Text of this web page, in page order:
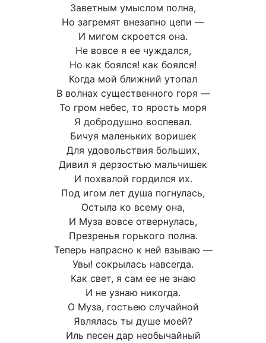
Заветным умыслом полна,
Но загремят внезапно цепи —
И мигом скроется она.
Не вовсе я ее чуждался,
Но как боялся! как боялся!
Когда мой ближний утопал
В волнах существенного горя —
То гром небес, то ярость моря
Я добродушно воспевал.
Бичуя маленьких воришек
Для удовольствия больших,
Дивил я дерзостью мальчишек
И похвалой гордился их.
Под игом лет душа погнулась,
Остыла ко всему она,
И Муза вовсе отвернулась,
Презренья горького полна.
Теперь напрасно к ней взываю —
Увы! сокрылась навсегда.
Как свет, я сам ее не знаю
И не узнаю никогда.
О Муза, гостьею случайной
Являлась ты душе моей?
Иль песен дар необычайный